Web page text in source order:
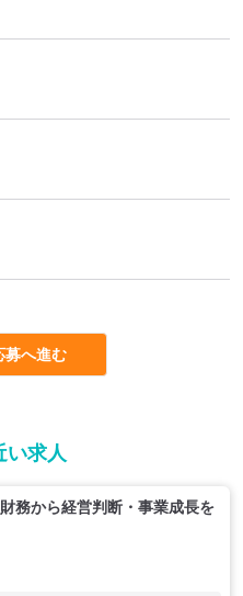
募へ進む
い求人
務から経営判断・事業成長を